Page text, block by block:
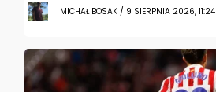
MICHAŁ BOSAK / 9 SIERPNIA 2026, 11:24